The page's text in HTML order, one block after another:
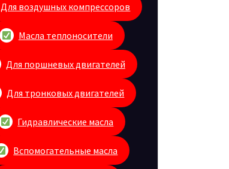
Для воздушных компрессоров
Масла теплоносители
Для поршневых двигателей
Для тронковых двигателей
Гидравлические масла
Вспомогательные масла